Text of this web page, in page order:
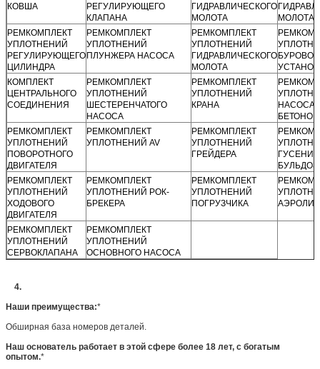
КОВША
РЕГУЛИРУЮЩЕГО
КЛАПАНА
ГИДРАВЛИЧЕСКОГО
МОЛОТА
МОЛОТА
РЕМКОМПЛЕКТ
УПЛОТНЕНИЙ
РЕГУЛИРУЮЩЕГО
ЦИЛИНДРА
РЕМКОМПЛЕКТ
УПЛОТНЕНИЙ
ПЛУНЖЕРА НАСОСА
РЕМКОМПЛЕКТ
УПЛОТНЕНИЙ
ГИДРАВЛИЧЕСКОГО
МОЛОТА
БУРОВОЙ
КОМПЛЕКТ
ЦЕНТРАЛЬНОГО
СОЕДИНЕНИЯ
РЕМКОМПЛЕКТ
УПЛОТНЕНИЙ
ШЕСТЕРЕНЧАТОГО
НАСОСА
РЕМКОМПЛЕКТ
УПЛОТНЕНИЙ
КРАНА
НАСОСА
РЕМКОМПЛЕКТ
УПЛОТНЕНИЙ
ПОВОРОТНОГО
ДВИГАТЕЛЯ
РЕМКОМПЛЕКТ
УПЛОТНЕНИЙ AV
РЕМКОМПЛЕКТ
УПЛОТНЕНИЙ
ГРЕЙДЕРА
РЕМКОМПЛЕКТ
УПЛОТНЕНИЙ
ХОДОВОГО
ДВИГАТЕЛЯ
РЕМКОМПЛЕКТ
УПЛОТНЕНИЙ РОК-
БРЕКЕРА
РЕМКОМПЛЕКТ
УПЛОТНЕНИЙ
ПОГРУЗЧИКА
РЕМКОМПЛЕКТ
УПЛОТНЕНИЙ
СЕРВОКЛАПАНА
РЕМКОМПЛЕКТ
УПЛОТНЕНИЙ
ОСНОВНОГО НАСОСА
4.
Наши преимущества:*
Обширная база номеров деталей.
Наш основатель работает в этой сфере более 18 лет, с богатым
опытом.*